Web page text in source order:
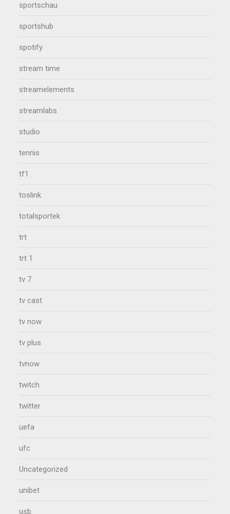
sportschau
sportshub
spotify
stream time
streamelements
streamlabs
studio
tennis
tf1
toslink
totalsportek
trt
trt 1
tv 7
tv cast
tv now
tv plus
tvnow
twitch
twitter
uefa
ufc
Uncategorized
unibet
usb